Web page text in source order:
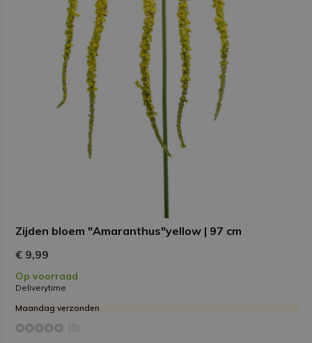
Zijden bloem "Amaranthus"yellow | 97 cm
€ 9,99
Op voorraad
Deliverytime
Maandag verzonden
(0)